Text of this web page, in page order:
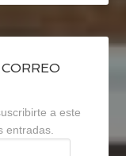
a este
entradas.